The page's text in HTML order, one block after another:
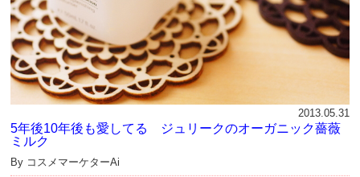
2013.05.31
5年後10年後も愛してる ジュリークのオーガニック薔薇
ミルク
By コスメマーケターAi